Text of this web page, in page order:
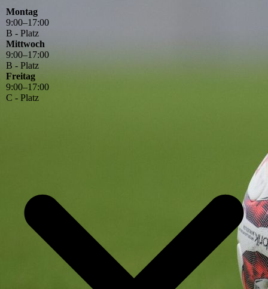
Montag
9:00–17:00
B - Platz
Mittwoch
9:00–17:00
B - Platz
Freitag
9:00–17:00
C - Platz